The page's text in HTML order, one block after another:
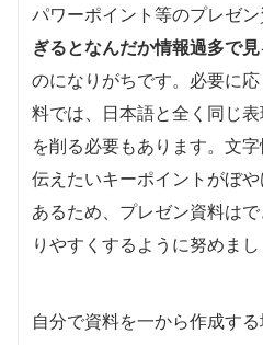
パワーポイント等のプレゼン
ぎるとなんだか情報過多で
のになりがちです。必要に
料では、日本語と全く同じ
を削る必要もあります。文
伝えたいキーポイントがぼ
あるため、プレゼン資料は
りやすくするように努めまし
自分で資料を一から作成す